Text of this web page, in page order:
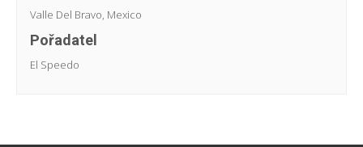
Valle Del Bravo, Mexico
Pořadatel
El Speedo